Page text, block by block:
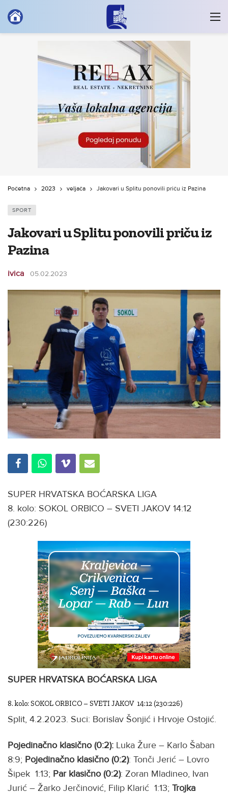
Početna 2023 veljača Jakovari u Splitu ponovili priču iz Pazina
SPORT
Jakovari u Splitu ponovili priču iz
Pazina
ivica 05.02.2023
SUPER HRVATSKA BOĆARSKA LIGA
8. kolo: SOKOL ORBICO – SVETI JAKOV 14:12
(230:226)
SUPER HRVATSKA BOĆARSKA LIGA
8. kolo: SOKOL ORBICO – SVETI JAKOV 14:12 (230:226)
Split, 4.2.2023. Suci: Borislav Šonjić i Hrvoje Ostojić.
Pojedinačno klasično (0:2): Luka Žure – Karlo Šaban
8:9; Pojedinačno klasično (0:2): Tonči Jerić – Lovro
Šipek 1:13; Par klasično (0:2): Zoran Mladineo, Ivan
Jurić – Žarko Jerčinović, Filip Klarić 1:13; Trojka